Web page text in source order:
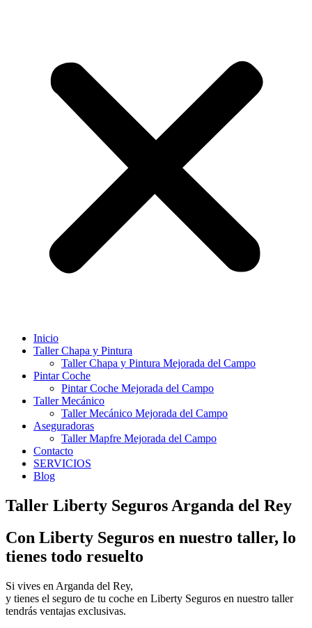
Inicio
Taller Chapa y Pintura
Taller Chapa y Pintura Mejorada del Campo
Pintar Coche
Pintar Coche Mejorada del Campo
Taller Mecánico
Taller Mecánico Mejorada del Campo
Aseguradoras
Taller Mapfre Mejorada del Campo
Contacto
SERVICIOS
Blog
Taller Liberty Seguros Arganda del Rey
Con Liberty Seguros en nuestro taller, lo
tienes todo resuelto
Si vives en Arganda del Rey,
y tienes el seguro de tu coche en Liberty Seguros en nuestro taller
tendrás ventajas exclusivas.